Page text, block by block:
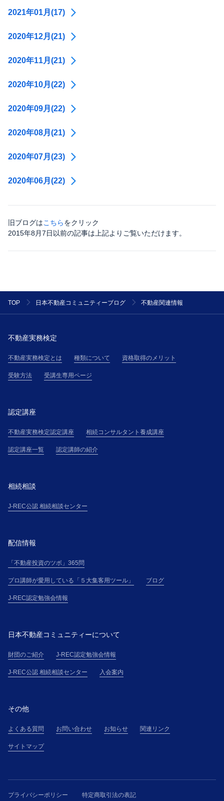
2021年01月(17)
2020年12月(21)
2020年11月(21)
2020年10月(22)
2020年09月(22)
2020年08月(21)
2020年07月(23)
2020年06月(22)
旧ブログはこちらをクリック
2015年8月7日以前の記事は上記よりご覧いただけます。
TOP 日本不動産コミュニティーブログ 不動産関連情報
不動産実務検定
不動産実務検定とは 種類について 資格取得のメリット
受験方法 受講生専用ページ
認定講座
不動産実務検定認定講座 相続コンサルタント養成講座
認定講座一覧 認定講師の紹介
相続相談
J-REC公認 相続相談センター
配信情報
「不動産投資のツボ」365問
プロ講師が愛用している「５大集客用ツール」 ブログ
J-REC認定勉強会情報
日本不動産コミュニティーについて
財団のご紹介 J-REC認定勉強会情報
J-REC公認 相続相談センター 入会案内
その他
よくある質問 お問い合わせ お知らせ 関連リンク
サイトマップ
プライバシーポリシー 特定商取引法の表記